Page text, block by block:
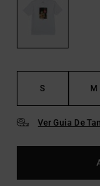
S M
Ver Guia De